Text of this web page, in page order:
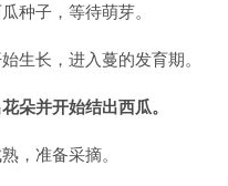
种子，等待萌芽。
生长，进入蔓的发育期。
朵并开始结出西瓜。
，准备采摘。